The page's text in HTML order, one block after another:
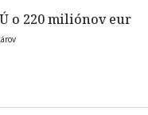
o 220 miliónov eur